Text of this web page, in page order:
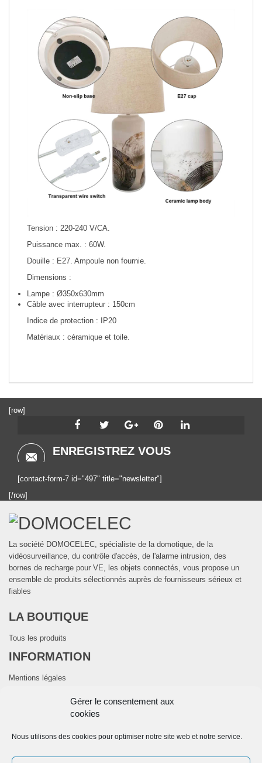
Gérer le consentement aux
cookies
Nous utilisons des cookies pour optimiser notre site web et notre service.
Tension : 220-240 V/CA.
Puissance max. : 60W.
Douille : E27. Ampoule non fournie.
Dimensions :
Lampe : Ø350x630mm
Câble avec interrupteur : 150cm
Indice de protection : IP20
Matériaux : céramique et toile.
[row]
ENREGISTREZ VOUS
[contact-form-7 id="497" title="newsletter"]
[/row]
La société DOMOCELEC, spécialiste de la domotique, de la
vidéosurveillance, du contrôle d'accès, de l'alarme intrusion, des
bornes de recharge pour VE, les objets connectés, vous propose un
ensemble de produits sélectionnés auprès de fournisseurs sérieux et
fiables
LA BOUTIQUE
Tous les produits
INFORMATION
Mentions légales
Politique de cookies (UE)